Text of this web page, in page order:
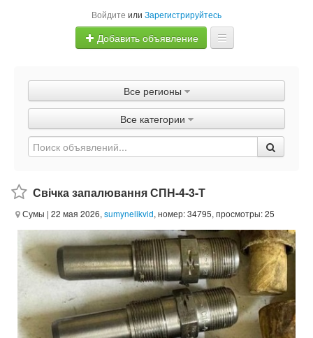
Войдите или Зарегистрируйтесь
Добавить объявление
Объявления
Быстрая продажа
Все регионы
Все категории
Свічка запалювання СПН-4-3-Т
Сумы | 22 мая 2026, sumynelikvid, номер: 34795, просмотры: 25